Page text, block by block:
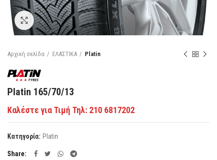
Κάντε κλικ για μεγέθυνση
Αρχική σελίδα ΕΛΑΣΤΙΚΑ Platin
Platin 165/70/13
Καλέστε για Τιμή Τηλ: 210 6817202
Κατηγορία: Platin
Share